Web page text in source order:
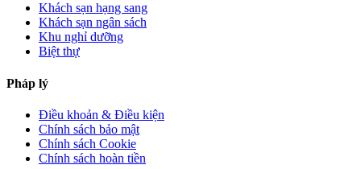
Khách sạn hạng sang
Khách sạn ngân sách
Khu nghỉ dưỡng
Biệt thự
Pháp lý
Điều khoản & Điều kiện
Chính sách bảo mật
Chính sách Cookie
Chính sách hoàn tiền